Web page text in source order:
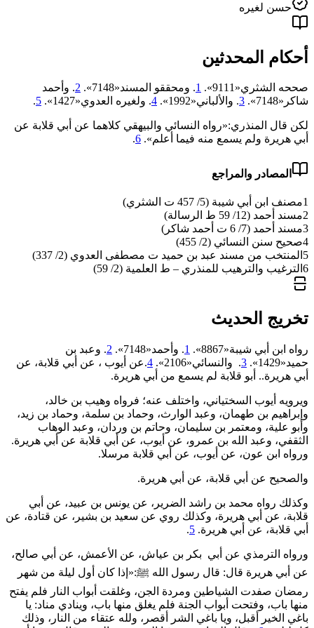
حسن لغيره
أحكام المحدثين
صححه الشثري«9111». 1. ومحققو المسند«7148». 2. وأحمد
شاكر«7148».
3. والألباني«1992». 4. ولغيره العدوي«1427». 5
.
لكن قال المنذري:«رواه النسائي والبيهقي كلاهما عن أبي قلابة عن
أبي هريرة ولم يسمع منه فيما أعلم». 6
.
المصادر والمراجع
1مصنف ابن أبي شيبة (5/ 457 ت الشثري)
2مسند أحمد (12/ 59 ط الرسالة)
3مسند أحمد (7/ 6 ت أحمد شاكر)
4صحيح سنن النسائي (2/ 455)
5 المنتخب من مسند عبد بن حميد ت مصطفى العدوي (2/ 337)
6 الترغيب والترهيب للمنذري – ط العلمية (2/ 59)
تخريج الحديث
رواه ابن أبي شيبة«8867». 1. وأحمد«7148». 2. وعبد بن
حميد«1429».
3. والنسائي«2106». 4.عن أيوب ، عن أبي قلابة، عن
أبي هريرة.. أبو قلابة لم يسمع من أبي هريرة.
ويرويه أيوب السختياني، واختلف عنه؛ فرواه وهيب بن خالد،
وإبراهيم بن طهمان، وعبد الوارث، وحماد بن سلمة، وحماد بن زيد،
وأبو علية، ومعتمر بن سليمان، وحاتم بن وردان، وعبد الوهاب
الثقفي، وعبد الله بن عمرو، عن أيوب، عن أبي قلابة عن أبي هريرة.
ورواه ابن عون، عن أيوب، عن أبي قلابة مرسلا.
والصحيح عن أبي قلابة، عن أبي هريرة.
وكذلك رواه محمد بن راشد الضرير، عن يونس بن عبيد، عن أبي
قلابة، عن أبي هريرة، وكذلك روي عن سعيد بن بشير، عن قتادة، عن
أبي قلابة، عن أبي هريرة. 5
.
ورواه الترمذي عن أبي بكر بن عياش، عن الأعمش، عن أبي صالح،
عن أبي هريرة قال: قال رسول الله ﷺ:«إذا ‌كان ‌أول ‌ليلة ‌من ‌شهر
‌رمضان صفدت الشياطين ومردة الجن، وغلقت أبواب النار فلم يفتح
منها باب، وفتحت أبواب الجنة فلم يغلق منها باب، وينادي مناد: يا
باغي الخير أقبل، ويا باغي الشر أقصر، ولله عتقاء من النار، وذلك